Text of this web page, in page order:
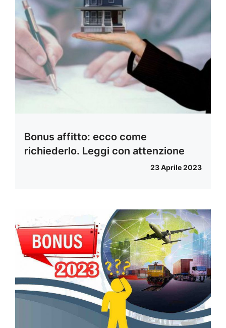
Bonus affitto: ecco come
richiederlo. Leggi con attenzione
23 Aprile 2023